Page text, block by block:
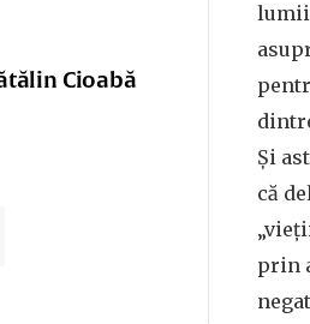
Cioabă
lumii
Și
că
prin